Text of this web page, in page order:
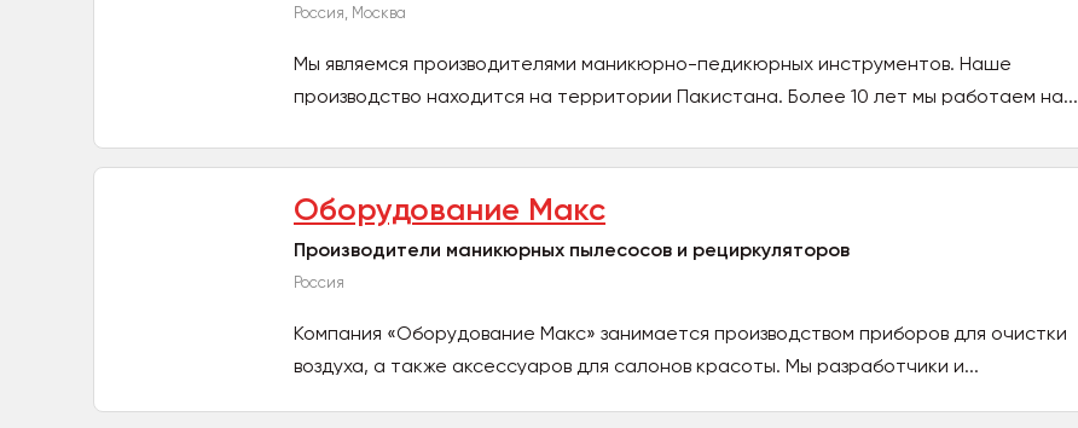
Россия, Москва
Мы являемся производителями маникюрно-педикюрных инструментов. Наше
производство находится на территории Пакистана. Более 10 лет мы работаем на...
Оборудование Макс
Производители маникюрных пылесосов и рециркуляторов
Россия
Компания «Оборудование Макс» занимается производством приборов для очистки
воздуха, а также аксессуаров для салонов красоты. Мы разработчики и...